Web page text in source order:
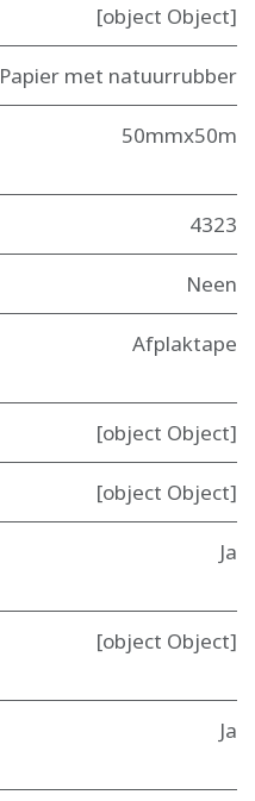
[object Object]
Papier met natuurrubber
50mmx50m
4323
Neen
Afplaktape
[object Object]
[object Object]
Ja
[object Object]
Ja